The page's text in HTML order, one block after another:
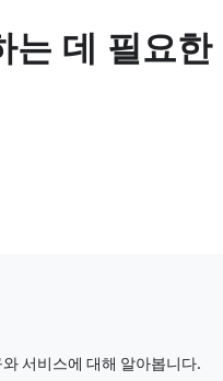
는 데 필요한
서비스에 대해 알아봅니다.